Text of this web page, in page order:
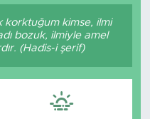
korktuğum kimse, ilmi
bozuk, ilmiyle amel
(Hadis-i şerif)